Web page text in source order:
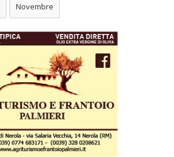
Novembre